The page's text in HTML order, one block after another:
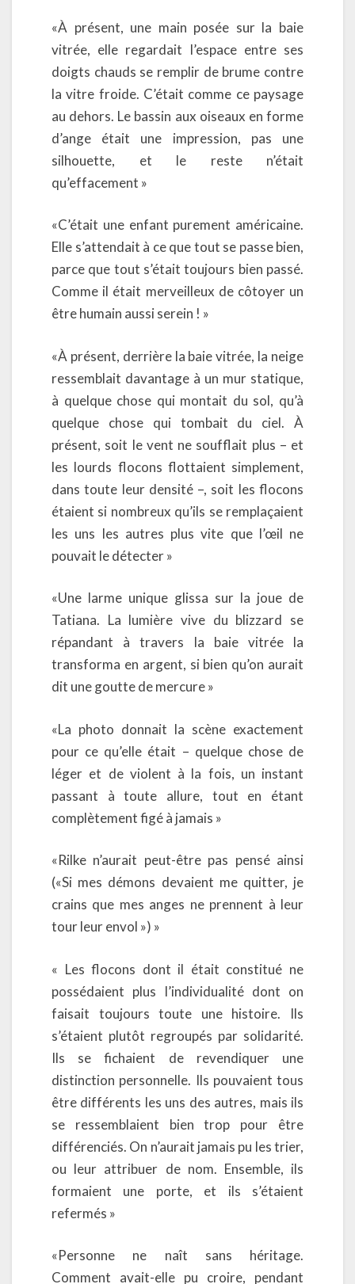
«À présent, une main posée sur la baie
vitrée, elle regardait l’espace entre ses
doigts chauds se remplir de brume contre
la vitre froide. C’était comme ce paysage
au dehors. Le bassin aux oiseaux en forme
d’ange était une impression, pas une
silhouette, et le reste n’était
qu’effacement »
«C’était une enfant purement américaine.
Elle s’attendait à ce que tout se passe bien,
parce que tout s’était toujours bien passé.
Comme il était merveilleux de côtoyer un
être humain aussi serein ! »
«À présent, derrière la baie vitrée, la neige
ressemblait davantage à un mur statique,
à quelque chose qui montait du sol, qu’à
quelque chose qui tombait du ciel. À
présent, soit le vent ne soufflait plus – et
les lourds flocons flottaient simplement,
dans toute leur densité –, soit les flocons
étaient si nombreux qu’ils se remplaçaient
les uns les autres plus vite que l’œil ne
pouvait le détecter »
«Une larme unique glissa sur la joue de
Tatiana. La lumière vive du blizzard se
répandant à travers la baie vitrée la
transforma en argent, si bien qu’on aurait
dit une goutte de mercure »
«La photo donnait la scène exactement
pour ce qu’elle était – quelque chose de
léger et de violent à la fois, un instant
passant à toute allure, tout en étant
complètement figé à jamais »
«Rilke n’aurait peut-être pas pensé ainsi
(«Si mes démons devaient me quitter, je
crains que mes anges ne prennent à leur
tour leur envol ») »
« Les flocons dont il était constitué ne
possédaient plus l’individualité dont on
faisait toujours toute une histoire. Ils
s’étaient plutôt regroupés par solidarité.
Ils se fichaient de revendiquer une
distinction personnelle. Ils pouvaient tous
être différents les uns des autres, mais ils
se ressemblaient bien trop pour être
différenciés. On n’aurait jamais pu les trier,
ou leur attribuer de nom. Ensemble, ils
formaient une porte, et ils s’étaient
refermés »
«Personne ne naît sans héritage.
Comment avait-elle pu croire, pendant